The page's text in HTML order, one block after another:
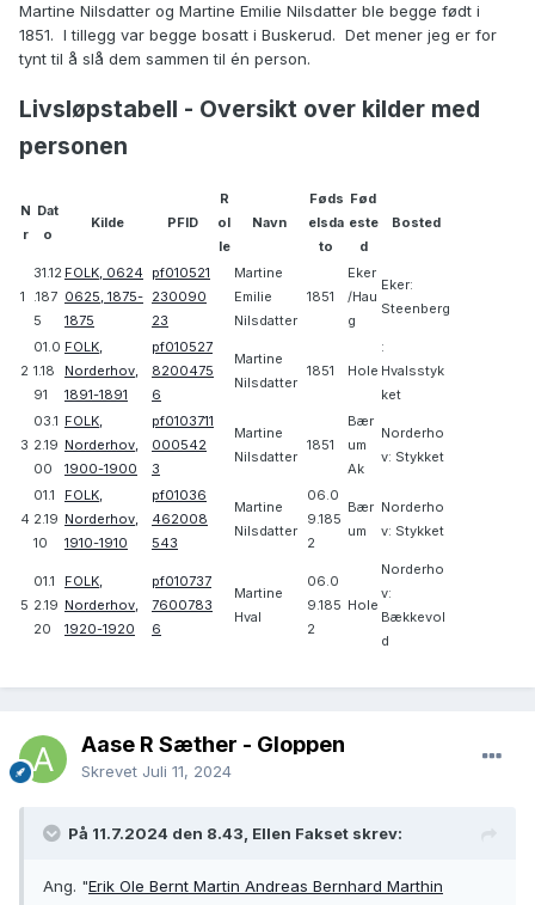
Martine Nilsdatter og Martine Emilie Nilsdatter ble begge født i
1851. I tillegg var begge bosatt i Buskerud. Det mener jeg er for
tynt til å slå dem sammen til én person.
Livsløpstabell - Oversikt over kilder med
personen
N
r
Dat
o
Kilde PFID
R
ol
le
Navn
Føds
elsda
to
Fød
este
d
Bosted
1
31.12
.187
5
FOLK, 0624
0625, 1875-
1875
pf010521
230090
23
Martine
Emilie
Nilsdatter
1851
Eker
/Hau
g
Eker:
Steenberg
2
01.0
1.18
91
FOLK,
Norderhov,
1891-1891
pf010527
8200475
6
Martine
Nilsdatter
1851 Hole
:
Hvalsstyk
ket
3
03.1
2.19
00
FOLK,
Norderhov,
1900-1900
pf0103711
000542
3
Martine
Nilsdatter
1851
Bær
um
Ak
Norderho
v: Stykket
4
01.1
2.19
10
FOLK,
Norderhov,
1910-1910
pf01036
462008
543
Martine
Nilsdatter
06.0
9.185
2
Bær
um
Norderho
v: Stykket
5
01.1
2.19
20
FOLK,
Norderhov,
1920-1920
pf010737
7600783
6
Martine
Hval
06.0
9.185
2
Hole
Norderho
v:
Bækkevol
d
Aase R Sæther - Gloppen
Skrevet Juli 11, 2024
På 11.7.2024 den 8.43, Ellen Fakset skrev:
Ang. "Erik Ole Bernt Martin Andreas Bernhard Marthin